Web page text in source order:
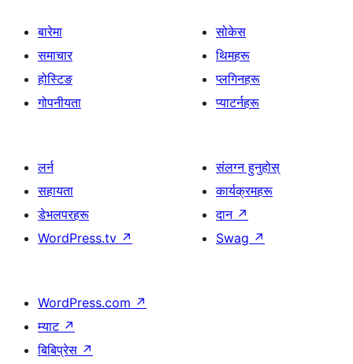
बारेमा
समाचार
होस्टिङ
गोपनीयता
सोकेस
थिमहरू
प्लगिनहरू
प्याटर्नहरू
लर्न
सहायता
डेभलपरहरू
WordPress.tv ↗
संलग्न हुनुहोस्
कार्यक्रमहरू
दान ↗
Swag ↗
WordPress.com ↗
म्याट ↗
बिबिप्रेस ↗